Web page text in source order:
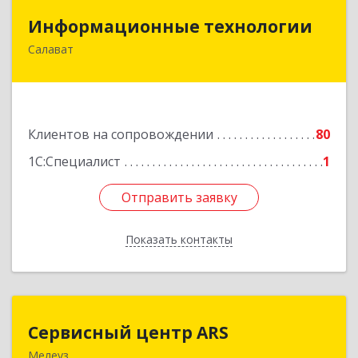
Информационные технологии
Салават
Клиентов на сопровождении
80
1С:Специалист
1
Отправить заявку
Показать контакты
Информационные технологии
Отправить заявку
Назад
Сервисный центр ARS
Мелеуз